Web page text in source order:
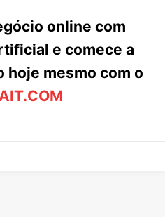
online com
e comece a
hoje mesmo com o